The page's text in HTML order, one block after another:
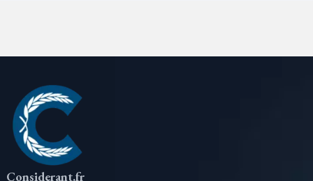
Considerant.fr